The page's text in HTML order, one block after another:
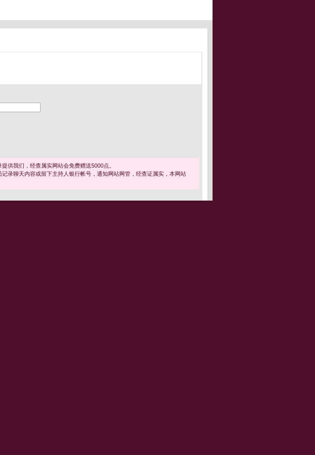
供我们，经查属实网站会免费赠送5000点。
录聊天内容或留下主持人银行帐号，通知网站网管，经查证属实，本网站